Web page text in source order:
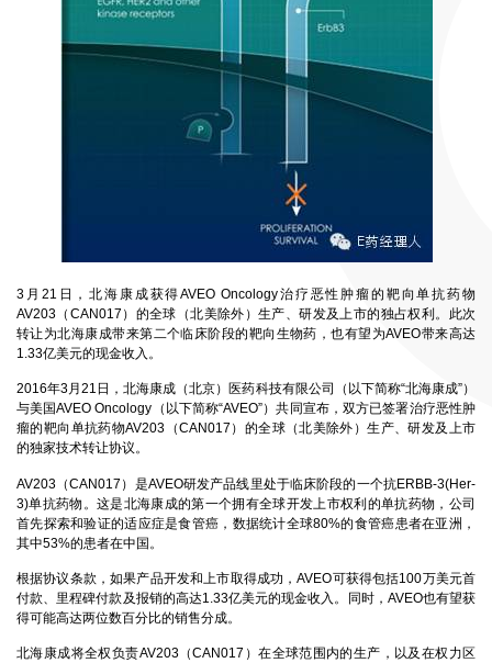
3月21日，北海康成获得AVEO Oncology治疗恶性肿瘤的靶向单抗药物
AV203（CAN017）的全球（北美除外）生产、研发及上市的独占权利。此次
转让为北海康成带来第二个临床阶段的靶向生物药，也有望为AVEO带来高达
1.33亿美元的现金收入。
2016年3月21日，北海康成（北京）医药科技有限公司（以下简称“北海康成”）
与美国AVEO Oncology（以下简称“AVEO”）共同宣布，双方已签署治疗恶性肿
瘤的靶向单抗药物AV203（CAN017）的全球（北美除外）生产、研发及上市
的独家技术转让协议。
AV203（CAN017）是AVEO研发产品线里处于临床阶段的一个抗ERBB-3(Her-
3)单抗药物。这是北海康成的第一个拥有全球开发上市权利的单抗药物，公司
首先探索和验证的适应症是食管癌，数据统计全球80%的食管癌患者在亚洲，
其中53%的患者在中国。
根据协议条款，如果产品开发和上市取得成功，AVEO可获得包括100万美元首
付款、里程碑付款及报销的高达1.33亿美元的现金收入。同时，AVEO也有望获
得可能高达两位数百分比的销售分成。
北海康成将全权负责AV203（CAN017）在全球范围内的生产，以及在权力区